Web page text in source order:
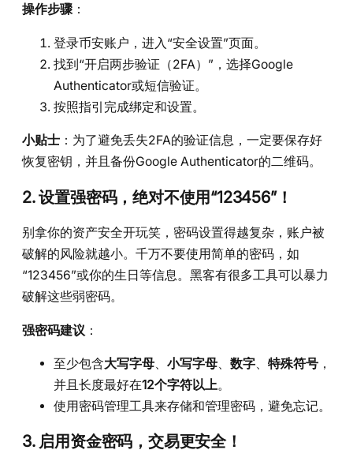
操作步骤：
登录币安账户，进入“安全设置”页面。
找到“开启两步验证（2FA）”，选择Google
Authenticator或短信验证。
按照指引完成绑定和设置。
小贴士 ：为了避免丢失2FA的验证信息，一定要保存好
恢复密钥，并且备份Google Authenticator的二维码。
2. 设置强密码，绝对不使用“123456”！
别拿你的资产安全开玩笑，密码设置得越复杂，账户被
破解的风险就越小。千万不要使用简单的密码，如
“123456”或你的生日等信息。黑客有很多工具可以暴力
破解这些弱密码。
强密码建议 ：
至少包含大写字母、 小写字母、 数字、 特殊符号 ，
并且长度最好在12个字符以上。
使用密码管理工具来存储和管理密码，避免忘记。
3. 启用资金密码，交易更安全！